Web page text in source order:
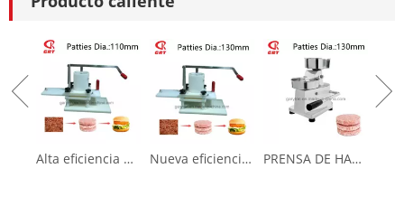
Alta eficiencia Nueva prensa de hamburguesas para hacer pastel de carne (GRT-HR-110L) Nueva eficiencia nueva prensa de hamburguesas para hacer pastel de carne (GRT-HR-130L) PRENSA DE HAMBURRERA (GRT-HF100) Fabricante de empanadas de carne